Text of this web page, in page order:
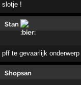
slotje !
Stan
pff te gevaarlijk onderwerp
Shopsan